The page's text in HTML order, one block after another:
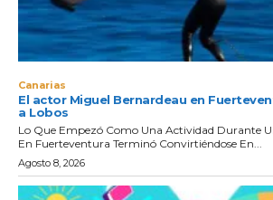
Canarias
El actor Miguel Bernardeau en
a Lobos
Lo Que Empezó Como Una Actividad Durante
En Fuerteventura Terminó Convirtiéndose En...
Agosto 8, 2026